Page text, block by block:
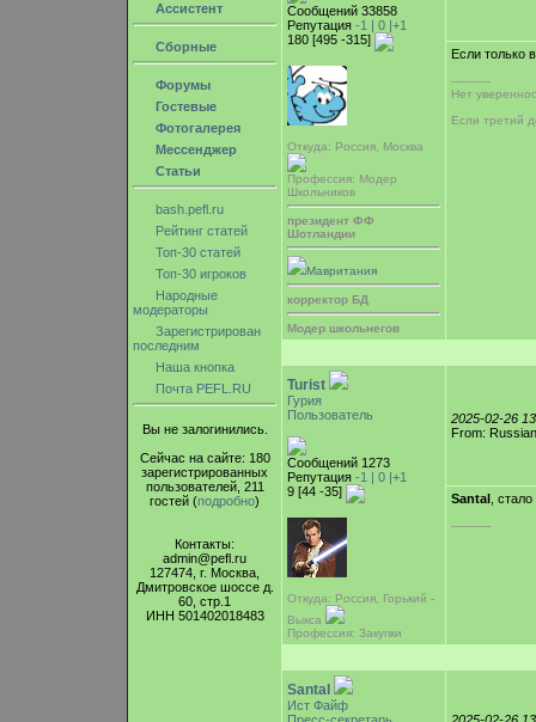
Ассистент
Сборные
Форумы
Гостевые
Фотогалерея
Мессенджер
Статьи
bash.pefl.ru
Рейтинг статей
Топ-30 статей
Топ-30 игроков
Народные
модераторы
Зарегистрирован
последним
Наша кнопка
Почта PEFL.RU
Вы не залогинились.
Сейчас на сайте: 180
зарегистрированных
пользователей, 211
гостей (подробно)
Контакты:
admin@pefl.ru
127474, г. Москва,
Дмитровское шоссе д.
60, стр.1
ИНН 501402018483
Сообщений 33858
Репутация -1 | 0 |+1
180 [495 -315]
Откуда: Россия, Москва
Профессия: Модер
Школьников
президент ФФ
Шотландии
Мавритания
корректор БД
Модер школьнегов
Если только
-----------
Нет
Если третий
Turist
Гурия
Пользователь
Сообщений 1273
Репутация -1 | 0 |+1
9 [44 -35]
Откуда: Россия, Горький -
Выкса
Профессия: Закупки
2025-02-26
From:
Santal ,
-----------
Santal
Ист Файф